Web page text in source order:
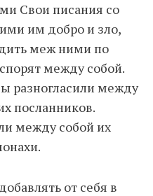
Свои писания со
им добро и зло,
меж ними по
между собой.
разногласили между
посланников.
между собой их
от себя в